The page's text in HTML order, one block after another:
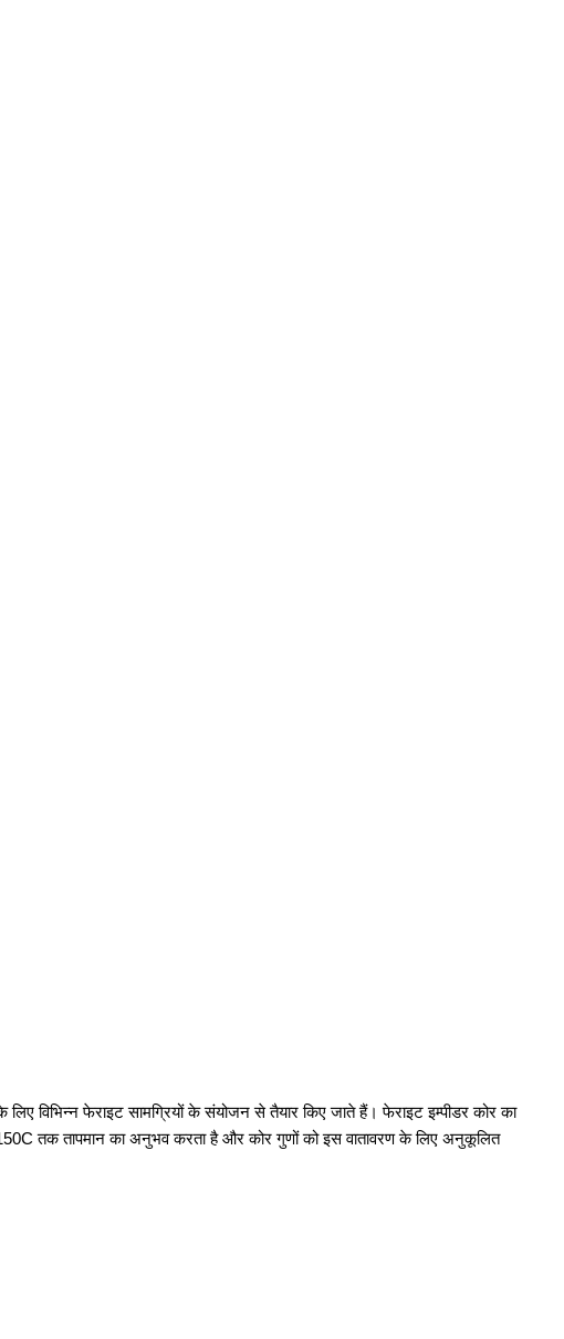
विभिन्न फेराइट सामग्रियों के संयोजन से तैयार किए जाते हैं। फेराइट इम्पीडर कोर का
तक तापमान का अनुभव करता है और कोर गुणों को इस वातावरण के लिए अनुकूलित